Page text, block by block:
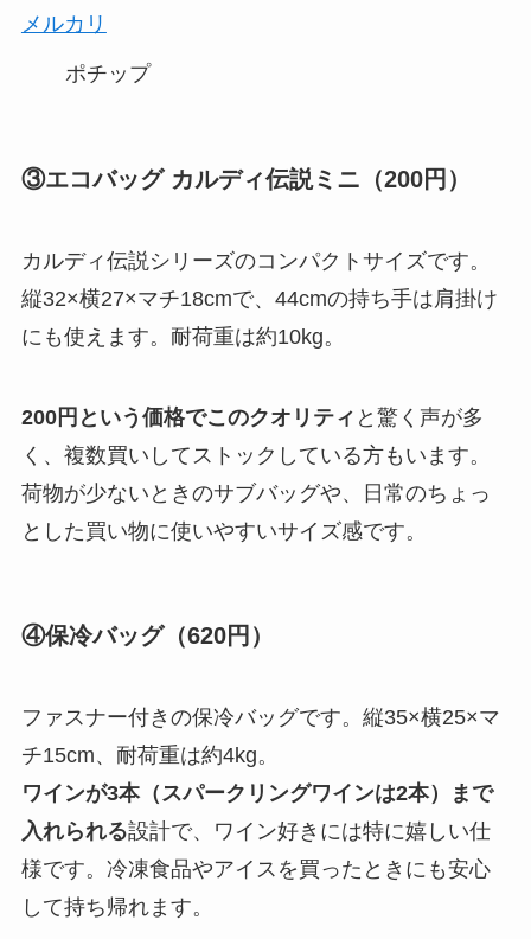
メルカリ
ポチップ
③エコバッグ カルディ伝説ミニ（200円）
カルディ伝説シリーズのコンパクトサイズです。
縦32×横27×マチ18cmで、44cmの持ち手は肩掛け
にも使えます。耐荷重は約10kg。
200円という価格でこのクオリティ と驚く声が多
く、複数買いしてストックしている方もいます。
荷物が少ないときのサブバッグや、日常のちょっ
とした買い物に使いやすいサイズ感です。
④保冷バッグ（620円）
ファスナー付きの保冷バッグです。縦35×横25×マ
チ15cm、耐荷重は約4kg。
ワインが3本（スパークリングワインは2本）まで
入れられる設計で、ワイン好きには特に嬉しい仕
様です。冷凍食品やアイスを買ったときにも安心
して持ち帰れます。